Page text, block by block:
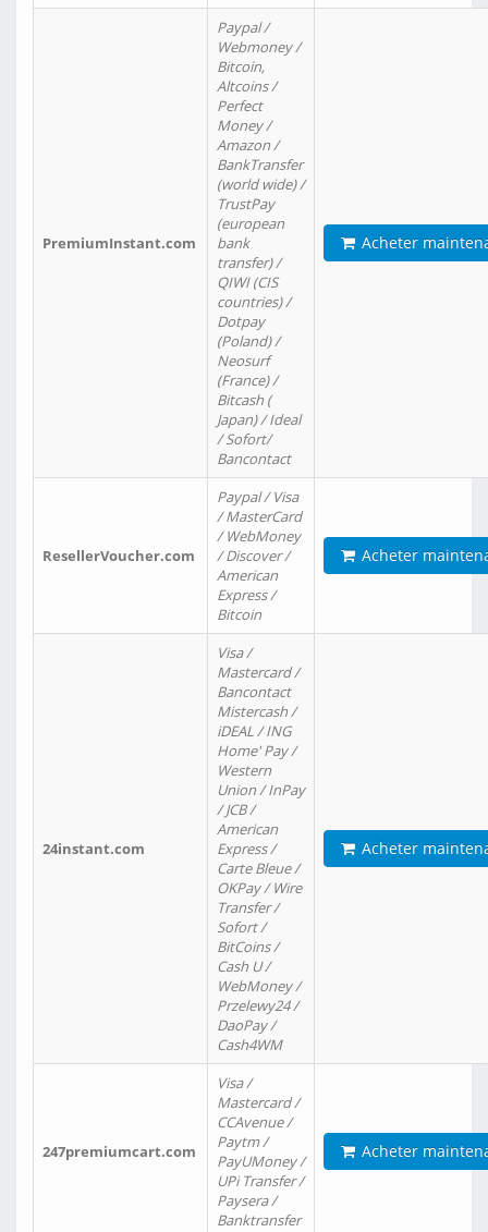
PremiumInstant.com
Paypal /
Webmoney /
Bitcoin,
Altcoins /
Perfect
Money /
Amazon /
BankTransfer
(world wide) /
TrustPay
(european
bank
transfer) /
QIWI (CIS
countries) /
Dotpay
(Poland) /
Neosurf
(France) /
Bitcash (
Japan) / Ideal
/ Sofort/
Bancontact
Acheter
ResellerVoucher.com
Paypal / Visa
/ MasterCard
/ WebMoney
/ Discover /
American
Express /
Bitcoin
Acheter
24instant.com
Visa /
Mastercard /
Bancontact
Mistercash /
iDEAL / ING
Home' Pay /
Western
Union / InPay
/ JCB /
American
Express /
Carte Bleue /
OKPay / Wire
Transfer /
Sofort /
BitCoins /
Cash U /
WebMoney /
Przelewy24 /
DaoPay /
Cash4WM
Acheter
247premiumcart.com
Visa /
Mastercard /
CCAvenue /
Paytm /
PayUMoney /
UPi Transfer /
Paysera /
Banktransfer
Acheter